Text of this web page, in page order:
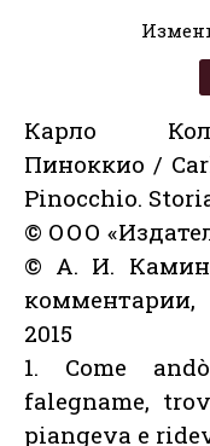
Карло
Пиноккио /
Pinocchio.
© ООО
© А. И.
2015
1. Come
falegname,
piangeva e